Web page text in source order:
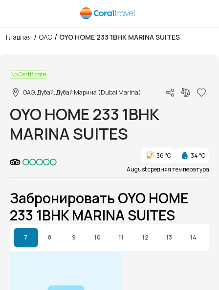
Главная / ОАЭ / OYO HOME 233 1BHK MARINA SUITES
No Certificate
ОАЭ, Дубай, Дубай Марина (Dubai Marina)
OYO HOME 233 1BHK
MARINA SUITES
36 °C
34 °C
August средняя температура
Забронировать OYO HOME
233 1BHK MARINA SUITES
7 8 9 10 11 12 13 14